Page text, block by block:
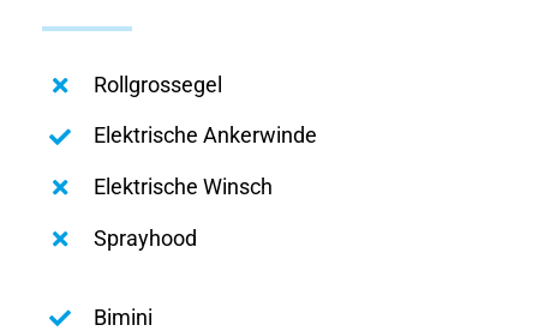
Rollgrossegel
Elektrische Ankerwinde
Elektrische Winsch
Sprayhood
Bimini